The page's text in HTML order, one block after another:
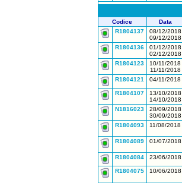
Codice Data
R1804137
08/12/2018
09/12/2018
R1804136
01/12/2018
02/12/2018
R1804123
10/11/2018
11/11/2018
R1804121 04/11/2018
R1804107
13/10/2018
14/10/2018
N1816023
28/09/2018
30/09/2018
R1804093 11/08/2018
R1804089 01/07/2018
R1804084 23/06/2018
R1804075 10/06/2018